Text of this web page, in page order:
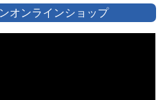
オンラインショップ